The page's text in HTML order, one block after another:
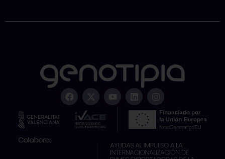
F
a
c
X
-
t
w
i
Y
o
u
e
L
i
n
k
e
i
n
I
n
s
a
r
a